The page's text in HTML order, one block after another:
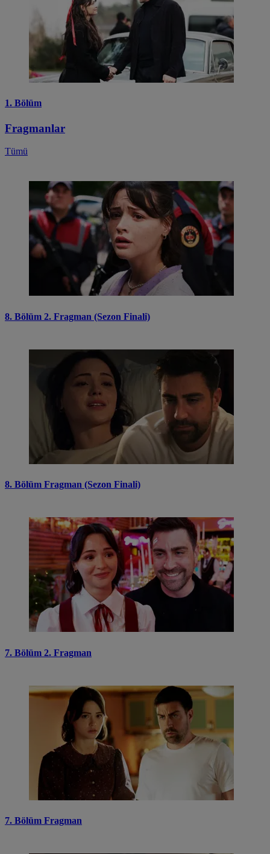
1. Bölüm
Fragmanlar
Tümü
8. Bölüm 2. Fragman (Sezon Finali)
8. Bölüm Fragman (Sezon Finali)
7. Bölüm 2. Fragman
7. Bölüm Fragman